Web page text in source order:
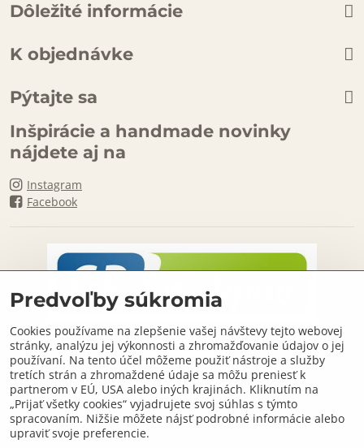
Dôležité informácie
K objednávke
Pýtajte sa
Inšpirácie a handmade novinky
nájdete aj na
Instagram
Facebook
Predvoľby súkromia
Cookies používame na zlepšenie vašej návštevy tejto webovej
stránky, analýzu jej výkonnosti a zhromažďovanie údajov o jej
používaní. Na tento účel môžeme použiť nástroje a služby
tretích strán a zhromaždené údaje sa môžu preniesť k
partnerom v EÚ, USA alebo iných krajinách. Kliknutím na
„Prijať všetky cookies“ vyjadrujete svoj súhlas s týmto
spracovaním. Nižšie môžete nájsť podrobné informácie alebo
upraviť svoje preferencie.